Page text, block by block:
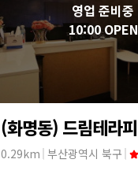
영업 준비중
10:00 OPEN
(화명동) 드림테라피
0.29km 부산광역시 북구